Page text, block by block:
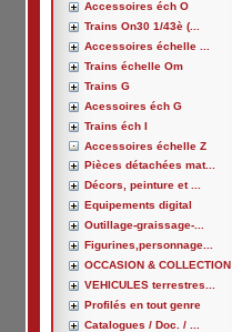
Accessoires éch O
Trains On30 1/43è (...
Accessoires échelle ...
Trains échelle Om
Trains G
Acessoires éch G
Trains éch I
Accessoires échelle Z
Pièces détachées mat...
Décors, peinture et ...
Equipements digital
Outillage-graissage-...
Figurines,personnage...
OCCASION & COLLECTION
VEHICULES terrestres...
Profilés en tout genre
Catalogues / Doc. / ...